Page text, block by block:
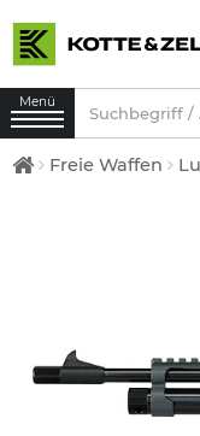
Menü
Freie Waffen